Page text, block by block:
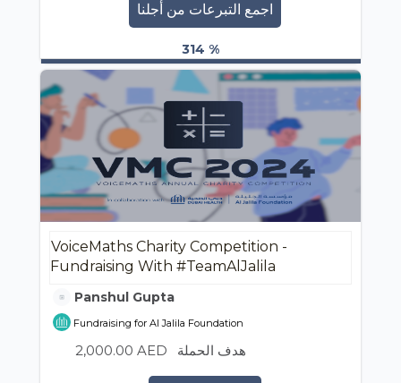
اجمع التبرعات من أجلنا
314 %
VoiceMaths Charity Competition -
Fundraising With #TeamAlJalila
Panshul Gupta
Fundraising for Al Jalila Foundation
هدف الحملة 2,000.00 AED